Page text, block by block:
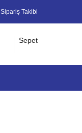
Sipariş Takibi
Sepet